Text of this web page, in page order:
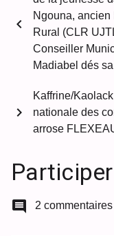
chevron_left
Ngouna,
Rural (CLR
Conseiller
Madiabel dés
Kaffrine/
nationale des
arrose
chevron_right
comment 2 commentaires